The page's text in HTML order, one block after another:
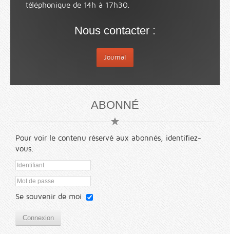
téléphonique de 14h à 17h30.
Nous contacter :
Journal
ABONNÉ
Pour voir le contenu réservé aux abonnés, identifiez-
vous.
Se souvenir de moi
Connexion